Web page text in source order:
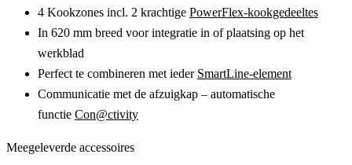
4 Kookzones incl. 2 krachtige PowerFlex-kookgedeeltes
In 620 mm breed voor integratie in of plaatsing op het
werkblad
Perfect te combineren met ieder SmartLine-element
Communicatie met de afzuigkap – automatische
functie Con@ctivity
Meegeleverde accessoires